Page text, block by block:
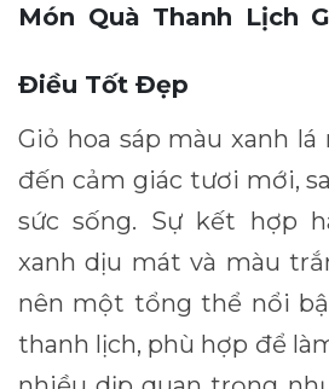
Món Quà Thanh Lịch
Điều Tốt Đẹp
Giỏ hoa sáp màu xanh
đến cảm giác tươi mới,
sức sống. Sự kết hợp
xanh dịu mát và màu
nên một tổng thể nổi
thanh lịch, phù hợp để